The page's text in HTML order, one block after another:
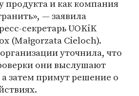
продукта и как компания
— заявила
секретарь UOKiK
(Małgorzata Cieloch).
уточнила, что
они выслушают
затем примут решение о